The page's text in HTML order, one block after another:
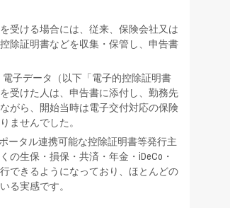
受ける場合には、従来、保険会社又は
除証明書などを収集・保管し、申告書
子データ（以下「電子的控除証明書
受けた人は、申告書に添付し、勤務先
がら、開始当時は電子交付対応の保険
ませんでした。
ータル連携可能な控除証明書等発行主
生保・損保・共済・年金・iDeCo・
できるようになっており、ほとんどの
る実感です。